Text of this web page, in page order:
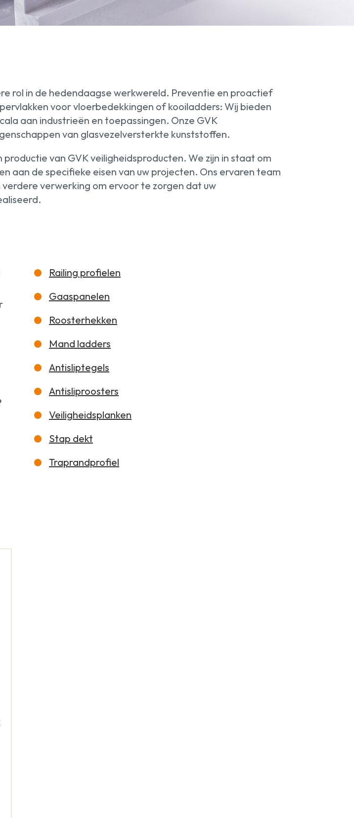
rol in de hedendaagse werkwereld. Preventie en proactief
voor vloerbedekkingen of kooiladders: Wij bieden
aan industrieën en toepassingen. Onze GVK
van glasvezelversterkte kunststoffen.
van GVK veiligheidsproducten. We zijn in staat om
aan de specifieke eisen van uw projecten. Ons ervaren team
verwerking om ervoor te zorgen dat uw
Railing profielen
Gaaspanelen
Roosterhekken
Mand ladders
Antisliptegels
Antisliproosters
Veiligheidsplanken
Stap dekt
Traprandprofiel